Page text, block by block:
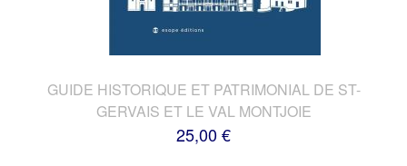
GUIDE HISTORIQUE ET PATRIMONIAL DE ST-
GERVAIS ET LE VAL MONTJOIE
25,00 €